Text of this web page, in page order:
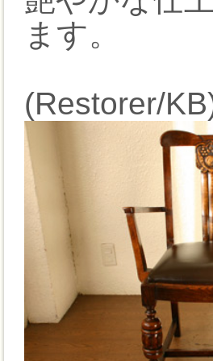
ます。
(Restorer/